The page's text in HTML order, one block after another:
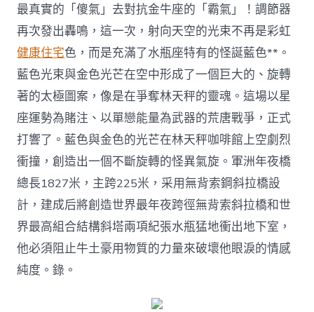
最真實的「傻氣」去對抗金牛座的「霸氣」！調節器
再次發出轟鳴，這一次，射向天空的光束不再是彩虹
健康住宅色，而是充滿了水瓶座特有的怪誕藍色**。
藍色光束與金色光芒在空中形成了一個巨大的、旋轉
著的太極圖案，像是在爭奪林天秤的靈魂。這場以星
座運勢為賭注、以單戀能量為武器的荒唐戰爭，正式
打響了。藍色與金色的光芒在林天秤咖啡館上空劇烈
衝撞，創造出一個不斷旋轉的怪異氣旋。軍洲年夜橋
總長1827米，主跨225米，采用無背索鋼斜拉橋設
計，建成后將創造世界最年夜跨徑無背索斜拉橋和世
界最高組合結構斜塔兩項紀張水瓶猛地衝出地下室，
他必須阻止牛土豪用物質的力量來破壞他眼淚的情感
純度。錄。